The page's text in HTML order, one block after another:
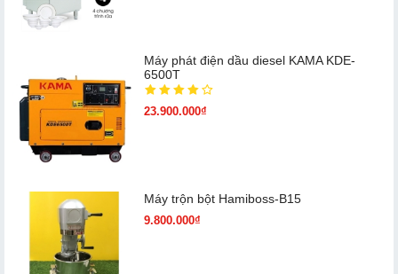
Máy phát điện dầu diesel KAMA KDE-
6500T
23.900.000₫
Máy trộn bột Hamiboss-B15
9.800.000₫